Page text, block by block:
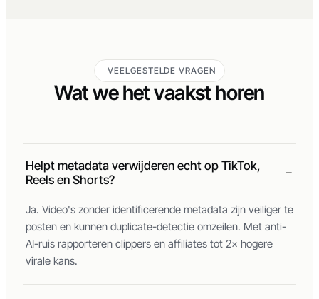
VEELGESTELDE VRAGEN
Reels en Shorts?
Ja. Video's zonder identificerende metadata zijn veiliger te
posten en kunnen duplicate-detectie omzeilen. Met anti-
AI-ruis rapporteren clippers en affiliates tot 2× hogere
virale kans.